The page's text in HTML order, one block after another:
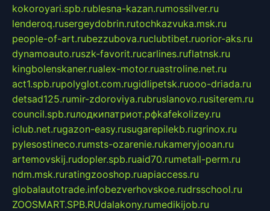
kokoroyari.spb.rublesna-kazan.rumossilver.ru
lenderoq.rusergeydobrin.rutochkazvuka.msk.ru
people-of-art.rubezzubova.ruclubtibet.ruorior-aks.ru
dynamoauto.ruszk-favorit.rucarlines.ruflatnsk.ru
kingbolenskaner.rualex-motor.ruastroline.net.ru
act1.spb.rupolyglot.com.rugidlipetsk.ruooo-driada.ru
detsad125.rumir-zdoroviya.rubruslanovo.rusiterem.ru
council.spb.ruлодкипатриот.рфkafekolizey.ru
iclub.net.rugazon-easy.rusugarepilekb.rugrinox.ru
pylesostineco.rumsts-ozarenie.rukameryjooan.ru
artemovskij.rudopler.spb.ruaid70.rumetall-perm.ru
ndm.msk.ruratingzooshop.ruapiaccess.ru
globalautotrade.infobezverhovskoe.rudrsschool.ru
ZOOSMART.SPB.RUdalakony.rumedikijob.ru